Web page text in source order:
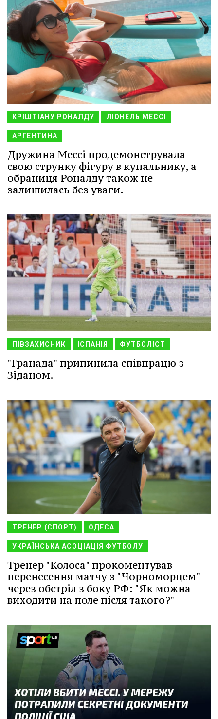
КРІШТІАНУ РОНАЛДУ ЛІОНЕЛЬ МЕССІ
АРГЕНТИНА
Дружина Мессі продемонструвала
свою струнку фігуру в купальнику, а
обраниця Роналду також не
залишилась без уваги.
ПІВЗАХИСНИК ІСПАНІЯ ФУТБОЛІСТ
"Гранада" припинила співпрацю з
Зіданом.
ТРЕНЕР (СПОРТ) ОДЕСА
УКРАЇНСЬКА АСОЦІАЦІЯ ФУТБОЛУ
Тренер "Колоса" прокоментував
перенесення матчу з "Чорноморцем"
через обстріл з боку РФ: "Як можна
виходити на поле після такого?"